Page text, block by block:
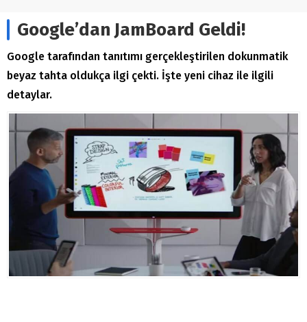
Google’dan JamBoard Geldi!
Google tarafından tanıtımı gerçekleştirilen dokunmatik
beyaz tahta oldukça ilgi çekti. İşte yeni cihaz ile ilgili
detaylar.